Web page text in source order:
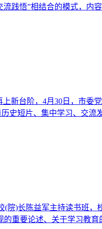
悟”相结合的模式，内
新台阶，4月30日，市委
短片、集中学习、交流
)长陈益军主持读书班，
重要论述、关于学习教育